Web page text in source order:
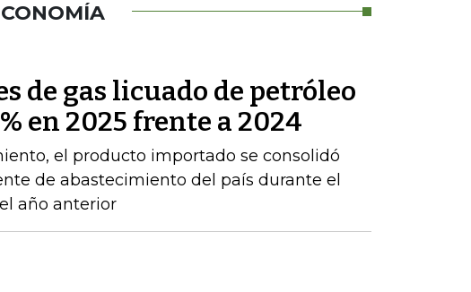
de gas licuado de petróleo
en 2025 frente a 2024
el producto importado se consolidó
de abastecimiento del país durante el
año anterior